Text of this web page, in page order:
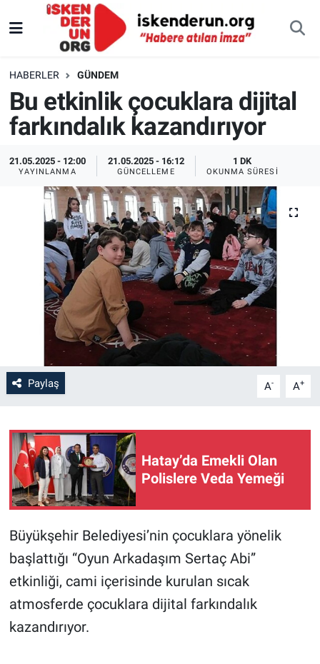
HABERLER GÜNDEM
Bu etkinlik çocuklara dijital
farkındalık kazandırıyor
21.05.2025 - 12:00
YAYINLANMA
21.05.2025 - 16:12
GÜNCELLEME
1 DK
OKUNMA SÜRESI
Paylaş A- A+
Hatay’da Emekli Olan
Polislere Veda Yemeği
Büyükşehir Belediyesi’nin çocuklara yönelik
başlattığı “Oyun Arkadaşım Sertaç Abi”
etkinliği, cami içerisinde kurulan sıcak
atmosferde çocuklara dijital farkındalık
kazandırıyor.